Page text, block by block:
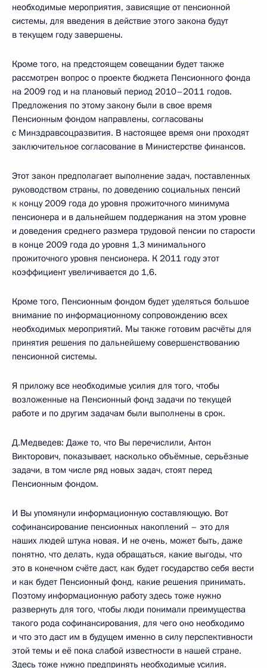
необходимые мероприятия, зависящие от пенсионной
системы, для введения в действие этого закона будут
в текущем году завершены.
Кроме того, на предстоящем совещании будет также
рассмотрен вопрос о проекте бюджета Пенсионного фонда
на 2009 год и на плановый период 2010–2011 годов.
Предложения по этому закону были в свое время
Пенсионным фондом направлены, согласованы
с Минздравсоцразвития. В настоящее время они проходят
заключительное согласование в Министерстве финансов.
Этот закон предполагает выполнение задач, поставленных
руководством страны, по доведению социальных пенсий
к концу 2009 года до уровня прожиточного минимума
пенсионера и в дальнейшем поддержания на этом уровне
и доведения среднего размера трудовой пенсии по старости
в конце 2009 года до уровня 1,3 минимального
прожиточного уровня пенсионера. К 2011 году этот
коэффициент увеличивается до 1,6.
Кроме того, Пенсионным фондом будет уделяться большое
внимание по информационному сопровождению всех
необходимых мероприятий. Мы также готовим расчёты для
принятия решения по дальнейшему совершенствованию
пенсионной системы.
Я приложу все необходимые усилия для того, чтобы
возложенные на Пенсионный фонд задачи по текущей
работе и по другим задачам были выполнены в срок.
Д.Медведев: Даже то, что Вы перечислили, Антон
Викторович, показывает, насколько объёмные, серьёзные
задачи, в том числе ряд новых задач, стоят перед
Пенсионным фондом.
И Вы упомянули информационную составляющую. Вот
софинансирование пенсионных накоплений – это для
наших людей штука новая. И не очень, может быть, даже
понятно, что делать, куда обращаться, какие выгоды, что
это в конечном счёте даст, как будет государство себя вести
и как будет Пенсионный фонд, какие решения принимать.
Поэтому информационную работу здесь тоже нужно
развернуть для того, чтобы люди понимали преимущества
такого рода софинансирования, для чего оно необходимо
и что это даст им в будущем именно в силу перспективности
этой темы и её пока слабой известности в нашей стране.
Здесь тоже нужно предпринять необходимые усилия.